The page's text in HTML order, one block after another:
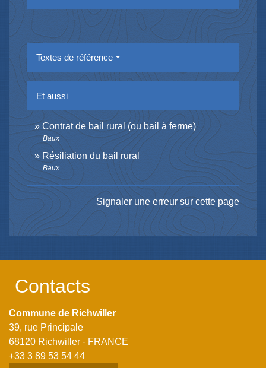
Textes de référence
Et aussi
Contrat de bail rural (ou bail à ferme)
Baux
Résiliation du bail rural
Baux
Signaler une erreur sur cette page
Contacts
Commune de Richwiller
39, rue Principale
68120 Richwiller - FRANCE
+33 3 89 53 54 44